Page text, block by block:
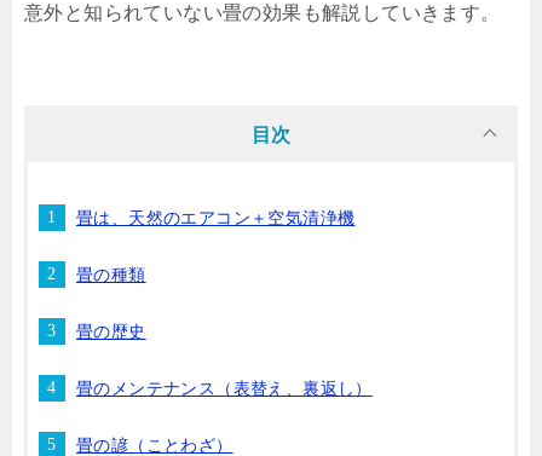
意外と知られていない畳の効果も解説していきます。
目次
畳は、天然のエアコン＋空気清浄機
畳の種類
畳の歴史
畳のメンテナンス（表替え、裏返し）
畳の諺（ことわざ）